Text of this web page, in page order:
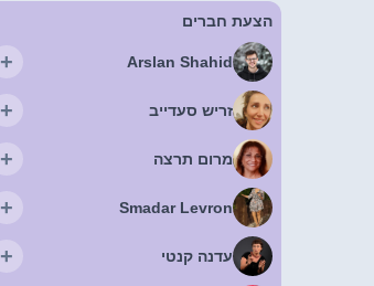
הצעת חברים
Arslan Shahid
+
זריש סעדייב +
מרום תרצה +
Smadar Levron
+
עדנה קנטי +